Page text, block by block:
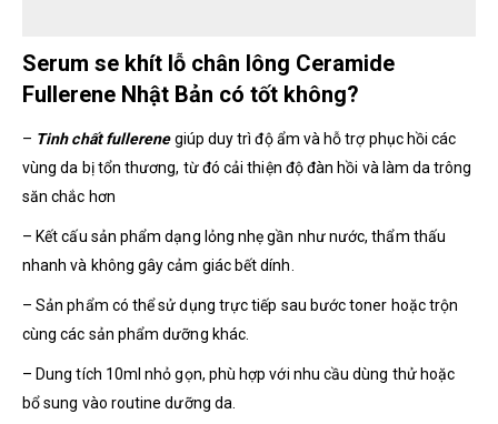
Serum se khít lỗ chân lông Ceramide
Fullerene Nhật Bản có tốt không?
– Tinh chất fullerenegiúp duy trì độ ẩm và hỗ trợ phục hồi các
vùng da bị tổn thương, từ đó cải thiện độ đàn hồi và làm da trông
săn chắc hơn
– Kết cấu sản phẩm dạng lỏng nhẹ gần như nước, thẩm thấu
nhanh và không gây cảm giác bết dính.
– Sản phẩm có thể sử dụng trực tiếp sau bước toner hoặc trộn
cùng các sản phẩm dưỡng khác.
– Dung tích 10ml nhỏ gọn, phù hợp với nhu cầu dùng thử hoặc
bổ sung vào routine dưỡng da.